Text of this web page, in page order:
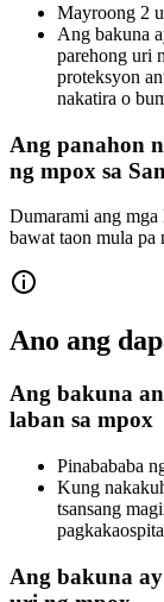
Mayroong 2
Ang bakuna
parehong uri
proteksyon
nakatira o
Ang panahon
ng mpox sa
Dumarami ang mga
bawat taon mula pa
Ano ang
Ang bakuna
laban sa mpox
Pinabababa
Kung
tsansang
Ang bakuna